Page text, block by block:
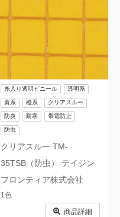
クリアスルー TM-
35TSB（防虫） テイジン
フロンティア株式会社
糸入り透明ビニール 透明系
黄系 橙系 クリアスルー
防炎 耐寒 帯電防止
防虫
1色
商品詳細